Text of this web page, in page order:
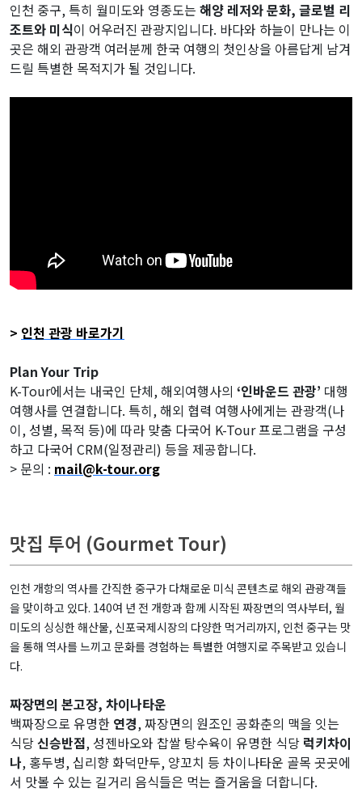
인천 중구, 특히 월미도와 영종도는 해양 레저와 문화, 글로벌 리
조트와 미식이 어우러진 관광지입니다. 바다와 하늘이 만나는 이
곳은 해외 관광객 여러분께 한국 여행의 첫인상을 아름답게 남겨
드릴 특별한 목적지가 될 것입니다.
> 인천 관광 바로가기
Plan Your Trip
K-Tour에서는 내국인 단체, 해외여행사의 ‘인바운드 관광’ 대행
여행사를 연결합니다. 특히, 해외 협력 여행사에게는 관광객(나
이, 성별, 목적 등)에 따라 맞춤 다국어 K-Tour 프로그램을 구성
하고 다국어 CRM(일정관리) 등을 제공합니다.
> 문의 : mail@k-tour.org
맛집 투어 (Gourmet Tour)
인천 개항의 역사를 간직한 중구가 다채로운 미식 콘텐츠로 해외 관광객들
을 맞이하고 있다. 140여 년 전 개항과 함께 시작된 짜장면의 역사부터, 월
미도의 싱싱한 해산물, 신포국제시장의 다양한 먹거리까지, 인천 중구는 맛
을 통해 역사를 느끼고 문화를 경험하는 특별한 여행지로 주목받고 있습니
다.
짜장면의 본고장, 차이나타운
백짜장으로 유명한 연경, 짜장면의 원조인 공화춘의 맥을 잇는
식당신승반점, 성젠바오와 찹쌀 탕수육이 유명한 식당 럭키차이
나, 홍두병, 십리향 화덕만두, 양꼬치 등 차이나타운 골목 곳곳에
서 맛볼 수 있는 길거리 음식들은 먹는 즐거움을 더합니다.